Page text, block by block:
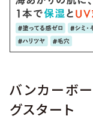
バンカーボ
グスタート